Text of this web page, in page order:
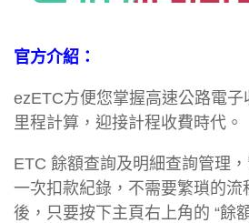
官方介紹：
ezETC方便您掌握高速公路電
里程計算，迎接計程收費時代。
ETC 餘額查詢及明細查詢管理
一次扣款紀錄，不需要繁瑣的流
後，只要按下主頁右上角的 “餘